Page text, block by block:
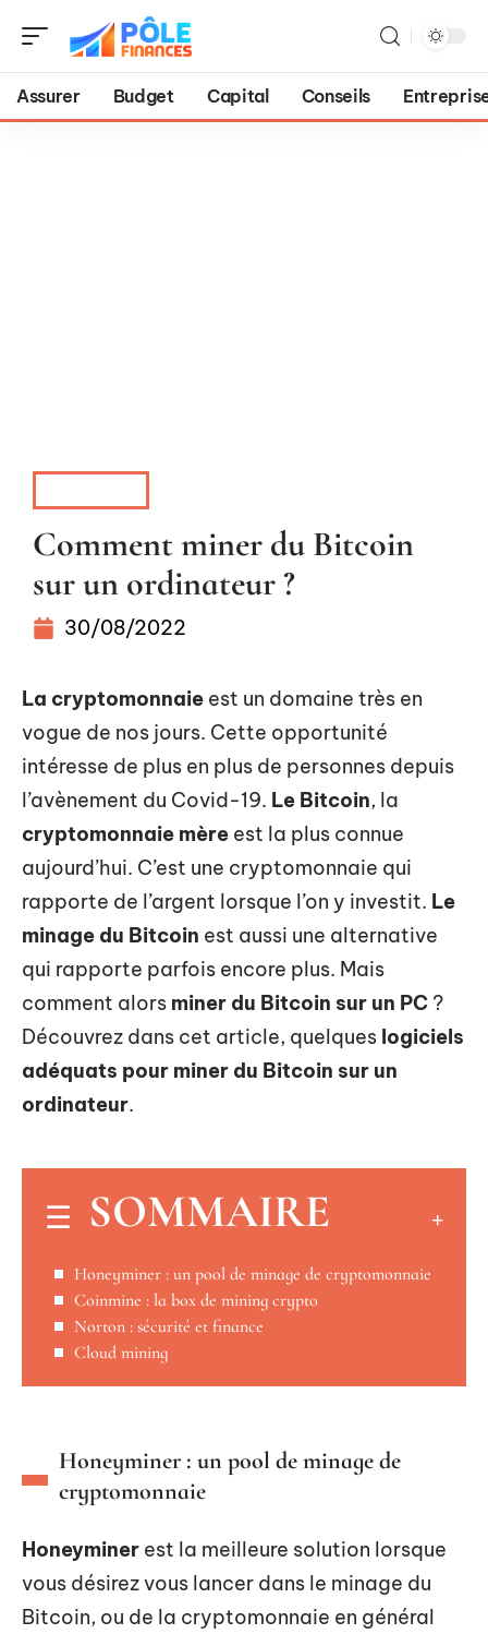
Assurer Budget Capital Conseils
Comment miner du Bitcoin
sur un ordinateur ?
30/08/2022
La cryptomonnaie est un domaine très en
vogue de nos jours. Cette opportunité
intéresse de plus en plus de personnes depuis
l’avènement du Covid-19. Le Bitcoin, la
cryptomonnaie mère est la plus connue
aujourd’hui. C’est une cryptomonnaie qui
rapporte de l’argent lorsque l’on y investit. Le
minage du Bitcoin est aussi une alternative
qui rapporte parfois encore plus. Mais
comment alors miner du Bitcoin sur un PC ?
Découvrez dans cet article, quelques logiciels
adéquats pour miner du Bitcoin sur un
ordinateur.
SOMMAIRE
Honeyminer : un pool de minage de cryptomonnaie
Coinmine : la box de mining crypto
Norton : sécurité et finance
Cloud mining
Honeyminer : un pool de minage de
cryptomonnaie
Honeyminer est la meilleure solution lorsque
vous désirez vous lancer dans le minage du
Bitcoin, ou de la cryptomonnaie en général